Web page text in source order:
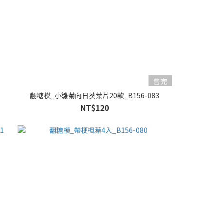
售完
翻糖模_小雛菊向日葵葉片20款_B156-083
NT$120